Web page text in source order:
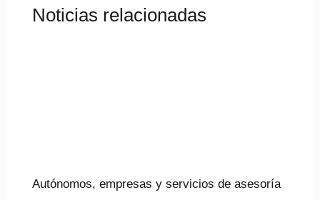
Noticias relacionadas
Autónomos, empresas y servicios de asesoría